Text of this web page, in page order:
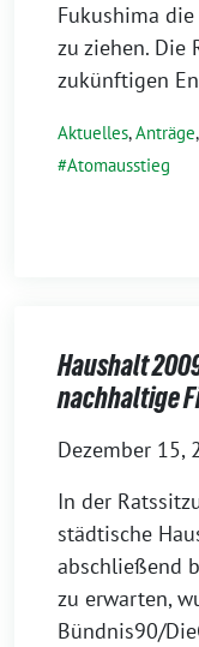
Fukushima
zu ziehen. Die
zukünftigen
Aktuelles,Anträge,
Atomausstieg
Haushalt
nachhaltige
Dezember 15,
In der
städtische
abschließend
zu erwarten,
Bündnis90/